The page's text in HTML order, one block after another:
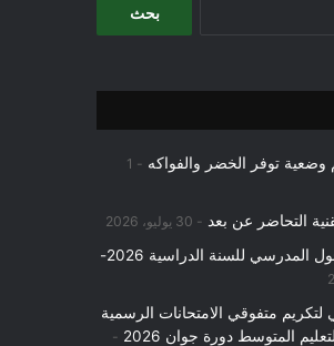
ث
:
وضعية توفر الخضر والفواكه
1
التحاضر عن بعد 30 يوليو، 2026
بلاغ حول رزنامة الدخول المدرسي للسنة الدراسية 2026-
لتكريم متفوقي الامتحانات الرسمية
المتوسط دورة جوان 2026